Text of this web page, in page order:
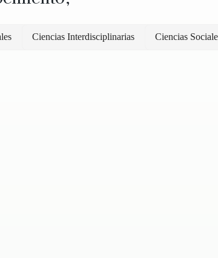
Ciencias Interdisciplinarias Ciencias